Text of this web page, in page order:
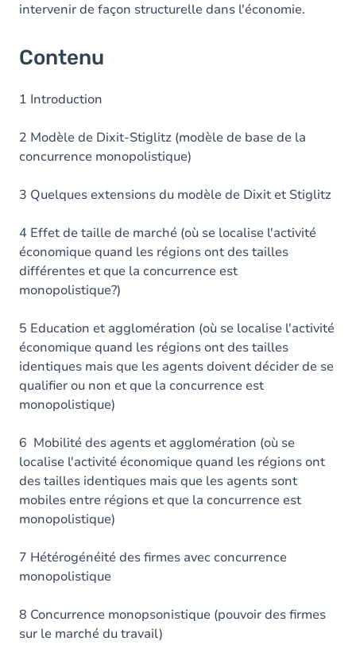
intervenir de façon structurelle dans l'économie.
Contenu
1 Introduction
2 Modèle de Dixit-Stiglitz (modèle de base de la
concurrence monopolistique)
3 Quelques extensions du modèle de Dixit et Stiglitz
4 Effet de taille de marché (où se localise l'activité
économique quand les régions ont des tailles
différentes et que la concurrence est
monopolistique?)
5 Education et agglomération (où se localise l'activité
économique quand les régions ont des tailles
identiques mais que les agents doivent décider de se
qualifier ou non et que la concurrence est
monopolistique)
6 Mobilité des agents et agglomération (où se
localise l'activité économique quand les régions ont
des tailles identiques mais que les agents sont
mobiles entre régions et que la concurrence est
monopolistique)
7 Hétérogénéité des firmes avec concurrence
monopolistique
8 Concurrence monopsonistique (pouvoir des firmes
sur le marché du travail)